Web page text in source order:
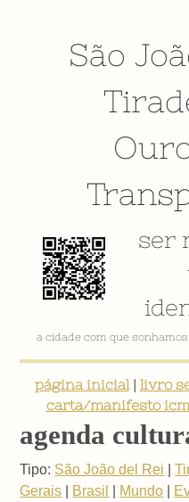
São
ser
a cidade com que
página inicial| livro
carta/manifesto
agenda
Tipo: São João del Rei |
Gerais
Brasil Mundo